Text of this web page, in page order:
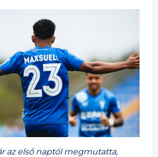
az első naptól megmutatta,